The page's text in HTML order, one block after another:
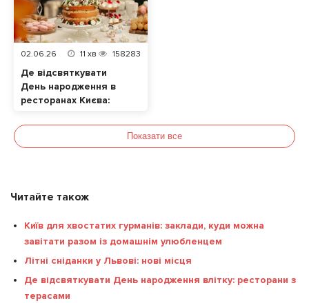
02.06.26 11 хв 158283
Де відсвяткувати
День народження в
ресторанах Києва:
Показати все
Читайте також
Київ для хвостатих гурманів: заклади, куди можна
завітати разом із домашнім улюбленцем
Літні сніданки у Львові: нові місця
Де відсвяткувати День народження влітку: ресторани з
терасами